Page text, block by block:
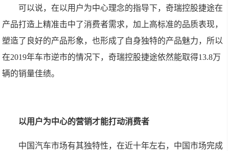
可以说，在以用户为中心理念的指导下，奇瑞控股捷途在
产品打造上精准击中了消费者需求，加上高标准的品质表现，
塑造了良好的产品形象，也形成了自身独特的产品魅力，所以
在2019年车市逆市的情况下，奇瑞控股捷途依然能取得13.8万
辆的销量佳绩。
以用户为中心的营销才能打动消费者
中国汽车市场有其独特性，在近十年左右，中国市场完成